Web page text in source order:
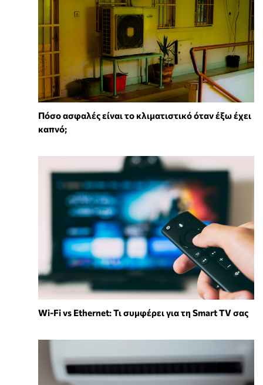
Πόσο ασφαλές είναι το κλιματιστικό όταν έξω έχει
καπνό;
Wi-Fi vs Ethernet: Τι συμφέρει για τη Smart TV σας